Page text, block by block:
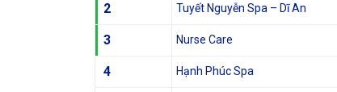
2 Tuyết Nguyễn Spa – Dĩ An
3 Nurse Care
4 Hạnh Phúc Spa